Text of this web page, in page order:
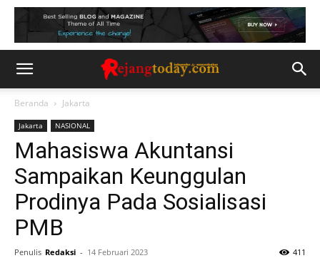
Beranda Jakarta
Jakarta NASIONAL
Mahasiswa Akuntansi
Sampaikan Keunggulan
Prodinya Pada Sosialisasi
PMB
Penulis Redaksi - 14 Februari 2023 411